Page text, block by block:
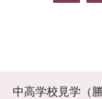
中高学校見学（